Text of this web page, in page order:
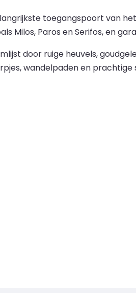
toegangspoort van
Milos, Paros en Serifos, en
door ruige heuvels,
wandelpaden en prachtige